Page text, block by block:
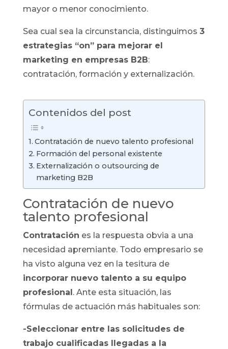
mayor o menor conocimiento.
Sea cual sea la circunstancia, distinguimos 3
estrategias “on” para mejorar el
marketing en empresas B2B:
contratación, formación y externalización.
Contenidos del post
Contratación de nuevo talento profesional
Formación del personal existente
Externalización o outsourcing de
marketing B2B
Contratación de nuevo
talento profesional
Contratación es la respuesta obvia a una
necesidad apremiante. Todo empresario se
ha visto alguna vez en la tesitura de
incorporar nuevo talento a su equipo
profesional . Ante esta situación, las
fórmulas de actuación más habituales son:
-Seleccionar entre las solicitudes de
trabajo cualificadas llegadas a la